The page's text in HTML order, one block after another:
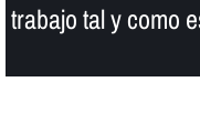
trabajo tal y como